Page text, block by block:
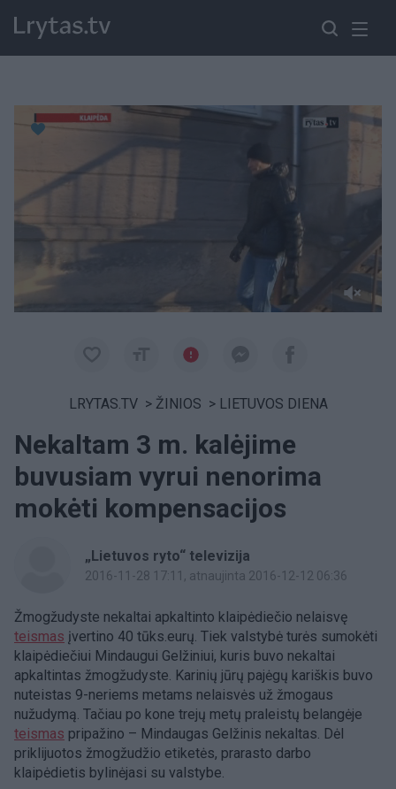
LRYTAS.TV > ŽINIOS > LIETUVOS DIENA
Nekaltam 3 m. kalėjime
buvusiam vyrui nenorima
mokėti kompensacijos
„Lietuvos ryto“ televizija
2016-11-28 17:11 , atnaujinta 2016-12-12 06:36
Žmogžudyste nekaltai apkaltinto klaipėdiečio nelaisvę
teismas įvertino 40 tūks.eurų. Tiek valstybė turės sumokėti
klaipėdiečiui Mindaugui Gelžiniui, kuris buvo nekaltai
apkaltintas žmogžudyste. Karinių jūrų pajėgų kariškis buvo
nuteistas 9-neriems metams nelaisvės už žmogaus
nužudymą. Tačiau po kone trejų metų praleistų belangėje
teismas pripažino – Mindaugas Gelžinis nekaltas. Dėl
priklijuotos žmogžudžio etiketės, prarasto darbo
klaipėdietis bylinėjasi su valstybe.